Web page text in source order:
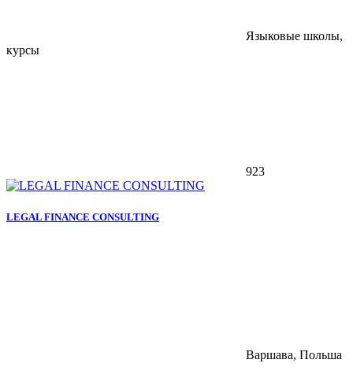
Языковые школы,
курсы
923
LEGAL FINANCE CONSULTING
Варшава, Польша